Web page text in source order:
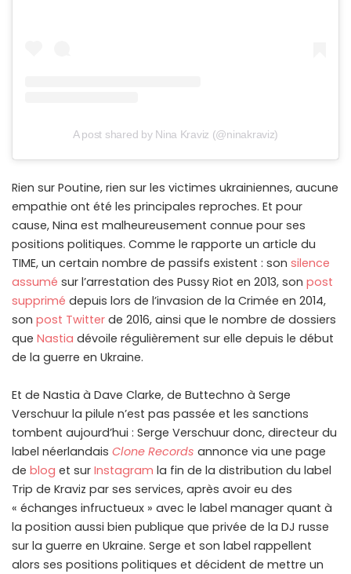
A post shared by Nina Kraviz (@ninakraviz)
Rien sur Poutine, rien sur les victimes ukrainiennes, aucune
empathie ont été les principales reproches. Et pour
cause, Nina est malheureusement connue pour ses
positions politiques. Comme le rapporte un article du
TIME, un certain nombre de passifs existent : son silence
assumé sur l’arrestation des Pussy Riot en 2013, son post
supprimé depuis lors de l’invasion de la Crimée en 2014,
son post Twitter de 2016, ainsi que le nombre de dossiers
que Nastia dévoile régulièrement sur elle depuis le début
de la guerre en Ukraine.
Et de Nastia à Dave Clarke, de Buttechno à Serge
Verschuur la pilule n’est pas passée et les sanctions
tombent aujourd’hui : Serge Verschuur donc, directeur du
label néerlandais Clone Records annonce via une page
de blog et sur Instagram la fin de la distribution du label
Trip de Kraviz par ses services, après avoir eu des
« échanges infructueux » avec le label manager quant à
la position aussi bien publique que privée de la DJ russe
sur la guerre en Ukraine. Serge et son label rappellent
alors ses positions politiques et décident de mettre un